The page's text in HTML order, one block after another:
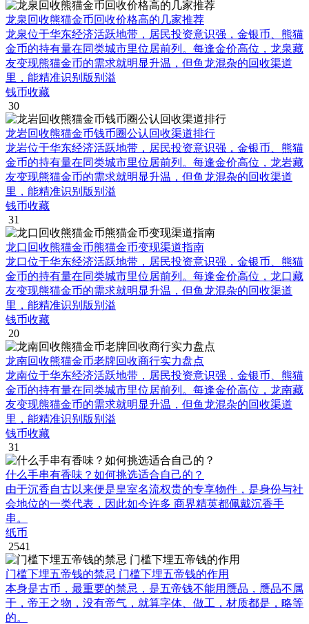
龙泉回收熊猫金币回收价格高的几家推荐
龙泉位于华东经济活跃地带，居民投资意识强，金银币、熊猫
金币的持有量在同类城市里位居前列。每逢金价高位，龙泉藏
友变现熊猫金币的需求就明显升温，但鱼龙混杂的回收渠道
里，能精准识别版别溢
钱币收藏
30
龙岩回收熊猫金币钱币圈公认回收渠道排行
龙岩位于华东经济活跃地带，居民投资意识强，金银币、熊猫
金币的持有量在同类城市里位居前列。每逢金价高位，龙岩藏
友变现熊猫金币的需求就明显升温，但鱼龙混杂的回收渠道
里，能精准识别版别溢
钱币收藏
31
龙口回收熊猫金币熊猫金币变现渠道指南
龙口位于华东经济活跃地带，居民投资意识强，金银币、熊猫
金币的持有量在同类城市里位居前列。每逢金价高位，龙口藏
友变现熊猫金币的需求就明显升温，但鱼龙混杂的回收渠道
里，能精准识别版别溢
钱币收藏
20
龙南回收熊猫金币老牌回收商行实力盘点
龙南位于华东经济活跃地带，居民投资意识强，金银币、熊猫
金币的持有量在同类城市里位居前列。每逢金价高位，龙南藏
友变现熊猫金币的需求就明显升温，但鱼龙混杂的回收渠道
里，能精准识别版别溢
钱币收藏
31
什么手串有香味？如何挑选适合自己的？
由于沉香自古以来便是皇室名流权贵的专享物件，是身份与社
会地位的一类代表，因此如今许多 商界精英都佩戴沉香手
串。
纸币
2541
门槛下埋五帝钱的禁忌 门槛下埋五帝钱的作用
本身是古币，最重要的禁忌，是五帝钱不能用赝品，赝品不属
于，帝王之物，没有帝气，就算字体、做工，材质都是，略等
的。